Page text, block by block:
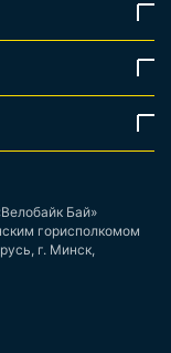
Бай»
горисполкомом
г. Минск,